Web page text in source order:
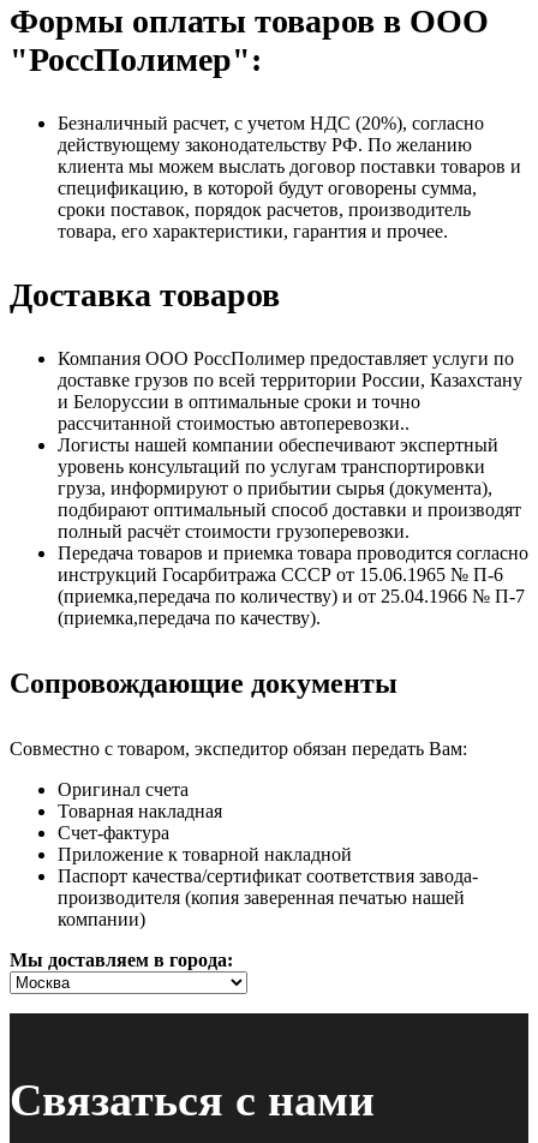
Формы оплаты товаров в ООО
"РоссПолимер":
Безналичный расчет, с учетом НДС (20%), согласно
действующему законодательству РФ. По желанию
клиента мы можем выслать договор поставки товаров и
спецификацию, в которой будут оговорены сумма,
сроки поставок, порядок расчетов, производитель
товара, его характеристики, гарантия и прочее.
Доставка товаров
Компания ООО РоссПолимер предоставляет услуги по
доставке грузов по всей территории России, Казахстану
и Белоруссии в оптимальные сроки и точно
рассчитанной стоимостью автоперевозки..
Логисты нашей компании обеспечивают экспертный
уровень консультаций по услугам транспортировки
груза, информируют о прибытии сырья (документа),
подбирают оптимальный способ доставки и производят
полный расчёт стоимости грузоперевозки.
Передача товаров и приемка товара проводится согласно
инструкций Госарбитража СССР от 15.06.1965 № П-6
(приемка,передача по количеству) и от 25.04.1966 № П-7
(приемка,передача по качеству).
Сопровождающие документы
Совместно с товаром, экспедитор обязан передать Вам:
Оригинал счета
Товарная накладная
Счет-фактура
Приложение к товарной накладной
Паспорт качества/сертификат соответствия завода-
производителя (копия заверенная печатью нашей
компании)
Мы доставляем в города:
Связаться с нами